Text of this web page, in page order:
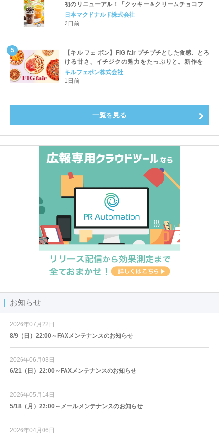
初のリニューアル！「クッキー＆クリームチョコフラ
ッペ」「マンゴースムージー」8月5日（水）から販売
開始
日本マクドナルド株式会社
2日前
【キル フェ ボン】FIG fair プチプチとした食感、とろ
ける甘さ、イチジクの魅力をたっぷりと。新作を含
め、イチジク尽くしの全4種が登場8月20日（木）スタ
ート
キルフェボン株式会社
1日前
一覧を見る
お知らせ
2026年07月22日
8/9（日）22:00～FAXメンテナンスのお知らせ
2026年06月03日
6/21（日）22:00～FAXメンテナンスのお知らせ
2026年05月14日
5/18（月）22:00～メールメンテナンスのお知らせ
2026年04月06日